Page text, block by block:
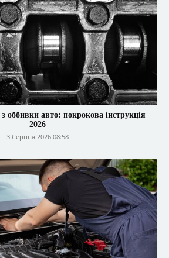
оббивки авто: покрокова інструкція
2026
3 Серпня 2026 08:58